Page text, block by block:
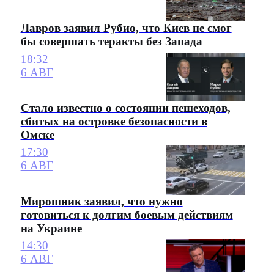
Лавров заявил Рубио, что Киев не смог
бы совершать теракты без Запада
18:32
6 АВГ
Стало известно о состоянии пешеходов,
сбитых на островке безопасности в
Омске
17:30
6 АВГ
Мирошник заявил, что нужно
готовиться к долгим боевым действиям
на Украине
14:30
6 АВГ